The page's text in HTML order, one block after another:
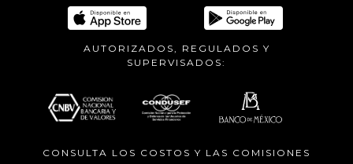
AUTORIZADOS, REGULADOS Y
SUPERVISADOS:
CONSULTA LOS COSTOS Y LAS COMISIONES